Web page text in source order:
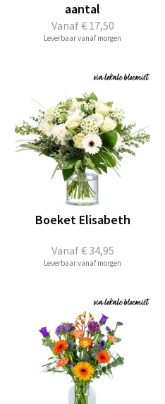
Vanaf€ 17,50
aantal
Leverbaar vanaf morgen
Vanaf€ 34,95
Boeket Elisabeth
Leverbaar vanaf morgen